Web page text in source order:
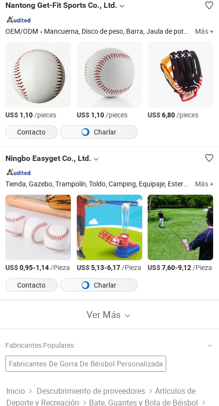
Pelotas de Béisbol
Nantong Get-Fit Sports Co., Ltd.
OEM/ODM Mancuerna, Disco de peso, Barra, Jaula de potencia, Barra de levantamiento, Yoga Pilates, Kettlebell, Equipamiento de gimnasio, Equipamiento de fitness, Ejercicio al aire libre Más +
US$ 1,10/pieces US$ 1,10/pieces US$6,80/pieces
Contacto
Charlar
Ningbo Easyget Co., Ltd.
Tienda, Gazebo, Trampolín, Toldo, Camping, Equipaje, Esteras de Yoga, Velas de Sombra, Escalada, Senderismo Más +
US$0,95-1,14/Pieza US$5,13-6,17/Pieza US$7,60-9,12/Pieza
Contacto
Charlar
Ver Más
Fabricantes Populares
Fabricantes De Gorra De Béisbol Personalizada
Fábrica De Gorra Deportiva Fábrica De Gorra De Algodón
Gorra De Camionero Campo De Béisbol
Inicio Descubrimiento de proveedores
Artículos de
Deporte y Recreación
Bate, Guantes y Bola de Béisbol